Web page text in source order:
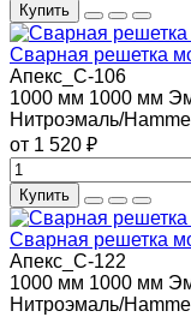
Купить
Сварная решетка
Апекс_С-106
1000 мм 1000 мм
Нитроэмаль/
от 1 520 ₽
Купить
Сварная решетка
Апекс_С-122
1000 мм 1000 мм
Нитроэмаль/